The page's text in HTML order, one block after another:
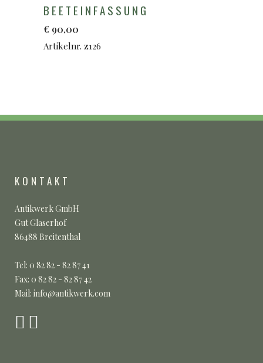
BEETEINFASSUNG
€ 90,00
Artikelnr. z126
KONTAKT
Antikwerk GmbH
Gut Glaserhof
86488 Breitenthal
Tel: 0 82 82 - 82 87 41
Fax: 0 82 82 - 82 87 42
Mail: info@antikwerk.com